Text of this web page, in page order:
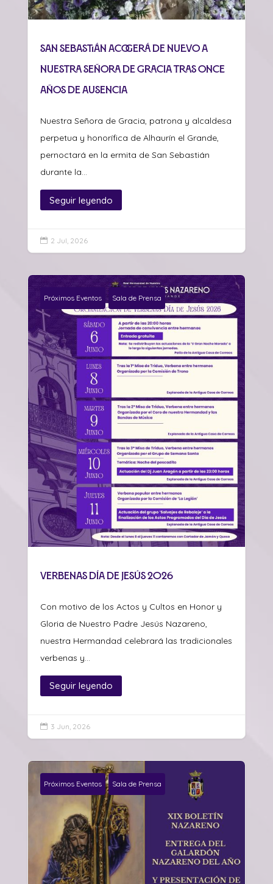
San Sebastián acogerá de nuevo a
Nuestra Señora de Gracia tras once
años de ausencia
Nuestra Señora de Gracia, patrona y alcaldesa
perpetua y honorífica de Alhaurín el Grande,
pernoctará en la ermita de San Sebastián
durante la...
Seguir leyendo
 2 Jul, 2026
Próximos Eventos Sala de Prensa
Verbenas día de Jesús 2026
Con motivo de los Actos y Cultos en Honor y
Gloria de Nuestro Padre Jesús Nazareno,
nuestra Hermandad celebrará las tradicionales
verbenas y...
Seguir leyendo
 3 Jun, 2026
Próximos Eventos Sala de Prensa